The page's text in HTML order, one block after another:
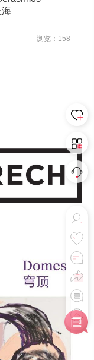
海
浏览：158